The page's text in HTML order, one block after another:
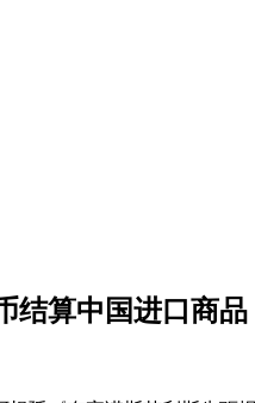
结算中国进口商品